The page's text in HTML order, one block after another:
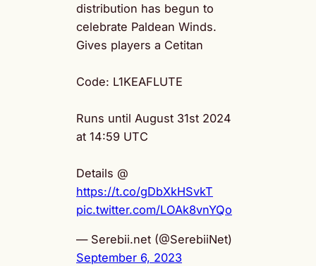
distribution has begun to
celebrate Paldean Winds.
Gives players a Cetitan
Code: L1KEAFLUTE
Runs until August 31st 2024
at 14:59 UTC
Details @
https://t.co/gDbXkHSvkT
pic.twitter.com/LOAk8vnYQo
— Serebii.net (@SerebiiNet)
September 6, 2023